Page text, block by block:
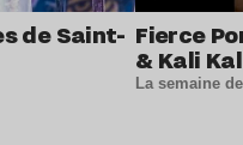
de Saint- Fierce
& Kali
La semaine